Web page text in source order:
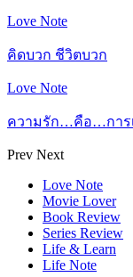
Love Note
คิดบวก ชีวิตบวก
Love Note
ความรัก…คือ…การ
Prev Next
Love Note
Movie Lover
Book Review
Series Review
Life & Learn
Life Note